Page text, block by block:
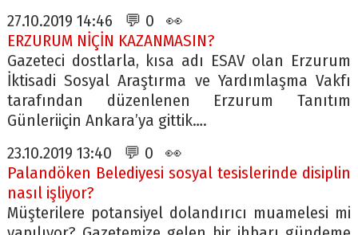
27.10.2019 14:46 💬 0 👀
ERZURUM NİÇİN KAZANMASIN?
Gazeteci dostlarla, kısa adı ESAV olan Erzurum
İktisadi Sosyal Araştırma ve Yardımlaşma Vakfı
tarafından düzenlenen Erzurum Tanıtım
Günleriiçin Ankara’ya gittik….
23.10.2019 13:40 💬 0 👀
Palandöken Belediyesi sosyal tesislerinde disiplin
nasıl işliyor?
Müşterilere potansiyel dolandırıcı muamelesi mi